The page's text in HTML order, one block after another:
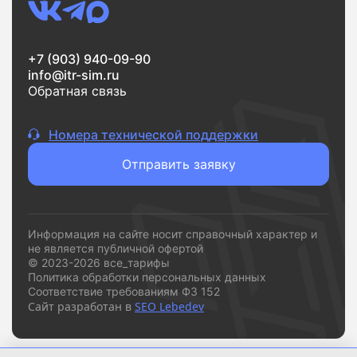
инструмент, который помогает быстро принять
решение и подключиться к подходящему
провайдеру.
+7 (903) 940-09-90
info@itr-sim.ru
Обратная связь
Номера технической поддержки
Отправить заявку
Информация на сайте носит справочный характер и
не является публичной офертой
© 2023-2026 все_тарифы
Политика обработки персональных данных
Соответствие требованиям ФЗ 152
Сайт разработан в SEO Lebedev